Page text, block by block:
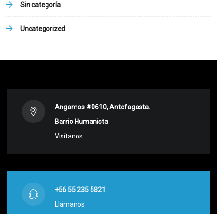
Sin categoría
Uncategorized
Angamos #0610, Antofagasta.
Barrio Humanista
Visítanos
+56 55 235 5821
Llámanos